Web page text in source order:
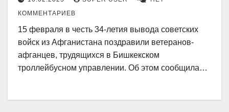
КОММЕНТАРИЕВ
15 февраля в честь 34-летия вывода советских
войск из Афганистана поздравили ветеранов-
афганцев, трудящихся в Бишкекском
троллейбусном управлении. Об этом сообщила…